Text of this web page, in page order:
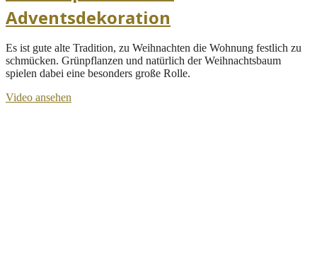
Adventsdekoration
Es ist gute alte Tradition, zu Weihnachten die Wohnung festlich zu
schmücken. Grünpflanzen und natürlich der Weihnachtsbaum
spielen dabei eine besonders große Rolle.
Video ansehen